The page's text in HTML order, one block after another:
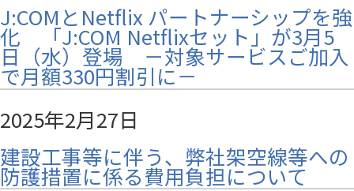
J:COMとNetflix パートナーシップを強
化 「J:COM Netflixセット」が3月5
日（水）登場 －対象サービスご加入
で月額330円割引に－
2025年2月27日
建設工事等に伴う、弊社架空線等への
防護措置に係る費用負担について